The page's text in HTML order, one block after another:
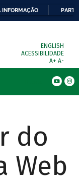
INFORMAÇÃO
ENGLISH
ACESSIBILIDADE
A+ A-
do
Web